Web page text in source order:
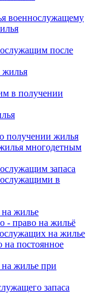
военнослужащему
после
жилья
в получении
получении жилья
многодетным
запаса
в
жилье
- право на жильё
на жилье
постоянное
жилье при
запаса